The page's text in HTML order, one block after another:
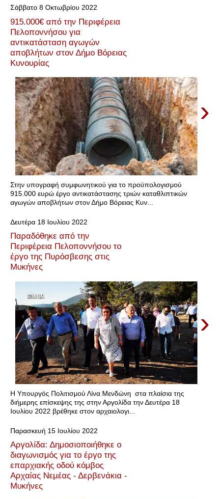
Σάββατο 8 Οκτωβρίου 2022
915.000€ από την Περιφέρεια
Πελοποννήσου για
αντικατάσταση αγωγών
αποβλήτων στον Δήμο Βόρειας
Κυνουρίας
›
Στην υπογραφή συμφωνητικού για το προϋπολογισμού
915.000 ευρώ έργο αντικατάστασης τριών καταθλιπτικών
αγωγών αποβλήτων στον Δήμο Βόρειας Κυν...
Δευτέρα 18 Ιουλίου 2022
Παραδόθηκε από την
Περιφέρεια Πελοποννήσου το
έργο της Πυρόσβεσης στις
Μυκήνες
›
Η Υπουργός Πολιτισμού Λίνα Μενδώνη στα πλαίσια της
διήμερης επίσκεψης της στην Αργολίδα την Δευτέρα 18
Ιουλίου 2022 βρέθηκε στον αρχαιολογι...
Παρασκευή 15 Ιουλίου 2022
Αργολίδα: Δημοσιοποιήθηκε ο
διαγωνισμός για το έργο της
επαρχιακής οδού κόμβος
Αρχαίας Νεμέας - Δερβενάκια -
Μυκήνες